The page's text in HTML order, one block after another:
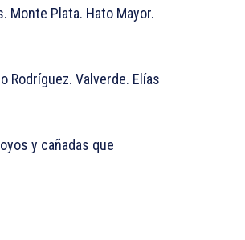
Monte Plata. Hato Mayor.
Rodríguez. Valverde. Elías
y cañadas que